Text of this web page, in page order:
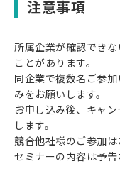
注意事項
所属企業が確認でき
ことがあります。
同企業で複数名ご参
みをお願いします。
お申し込み後、キャ
します。
競合他社様のご参加は
セミナーの内容は予告